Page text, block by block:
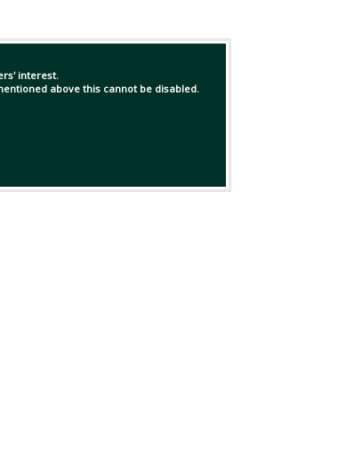
interest.
above this cannot be disabled.